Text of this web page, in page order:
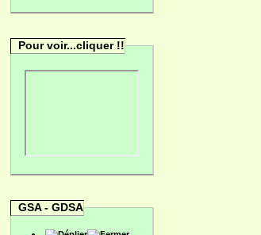
Pour voir...cliquer !!
GSA - GDSA